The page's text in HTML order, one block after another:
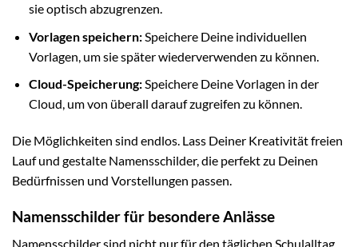
sie optisch abzugrenzen.
Vorlagen speichern:Speichere Deine individuellen
Vorlagen, um sie später wiederverwenden zu können.
Cloud-Speicherung:Speichere Deine Vorlagen in der
Cloud, um von überall darauf zugreifen zu können.
Die Möglichkeiten sind endlos. Lass Deiner Kreativität freien
Lauf und gestalte Namensschilder, die perfekt zu Deinen
Bedürfnissen und Vorstellungen passen.
Namensschilder für besondere Anlässe
Namensschilder sind nicht nur für den täglichen Schulalltag